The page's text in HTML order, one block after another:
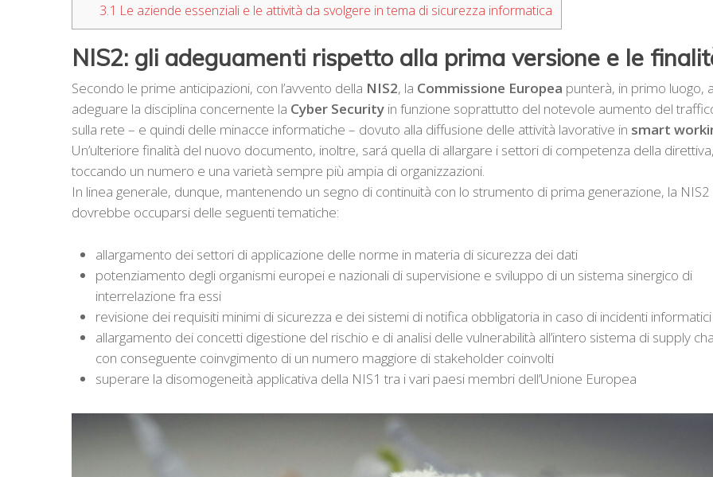
3.1 Le aziende essenziali e le attività da svolgere in tema di sicurezza informatica
NIS2: gli adeguamenti rispetto alla prima versione e le
Secondo le prime anticipazioni, con l’avvento della NIS2, la Commissione Europea punterà, in primo luogo,
adeguare la disciplina concernente la Cyber Security in funzione soprattutto del notevole aumento del
sulla rete – e quindi delle minacce informatiche – dovuto alla diffusione delle attività lavorative in smart
Un’ulteriore finalità del nuovo documento, inoltre, sará quella di allargare i settori di competenza della direttiva,
toccando un numero e una varietà sempre più ampia di organizzazioni.
In linea generale, dunque, mantenendo un segno di continuità con lo strumento di prima generazione, la NIS2
dovrebbe occuparsi delle seguenti tematiche:
allargamento dei settori di applicazione delle norme in materia di sicurezza dei dati
potenziamento degli organismi europei e nazionali di supervisione e sviluppo di un sistema sinergico di
interrelazione fra essi
revisione dei requisiti minimi di sicurezza e dei sistemi di notifica obbligatoria in caso di incidenti informatici
allargamento dei concetti digestione del rischio e di analisi delle vulnerabilità all’intero sistema di supply
con conseguente coinvgimento di un numero maggiore di stakeholder coinvolti
superare la disomogeneità applicativa della NIS1 tra i vari paesi membri dell’Unione Europea